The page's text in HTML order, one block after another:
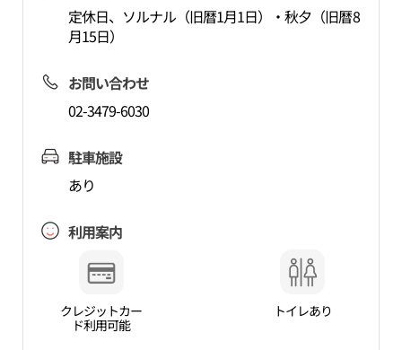
定休日、ソルナル（旧暦1月1日）・秋夕（旧暦8
月15日）
お問い合わせ
02-3479-6030
駐車施設
あり
利用案内
クレジットカー
ド利用可能
トイレあり